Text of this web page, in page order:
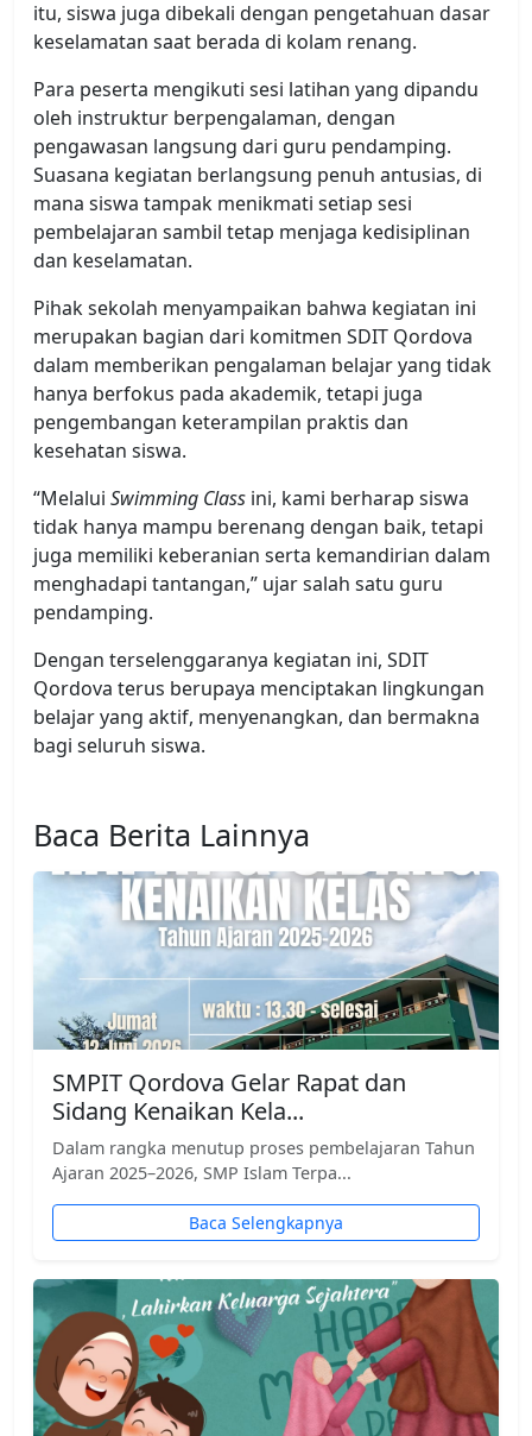
itu, siswa juga dibekali dengan pengetahuan dasar
keselamatan saat berada di kolam renang.
Para peserta mengikuti sesi latihan yang dipandu
oleh instruktur berpengalaman, dengan
pengawasan langsung dari guru pendamping.
Suasana kegiatan berlangsung penuh antusias, di
mana siswa tampak menikmati setiap sesi
pembelajaran sambil tetap menjaga kedisiplinan
dan keselamatan.
Pihak sekolah menyampaikan bahwa kegiatan ini
merupakan bagian dari komitmen SDIT Qordova
dalam memberikan pengalaman belajar yang tidak
hanya berfokus pada akademik, tetapi juga
pengembangan keterampilan praktis dan
kesehatan siswa.
“Melalui Swimming Class ini, kami berharap siswa
tidak hanya mampu berenang dengan baik, tetapi
juga memiliki keberanian serta kemandirian dalam
menghadapi tantangan,” ujar salah satu guru
pendamping.
Dengan terselenggaranya kegiatan ini, SDIT
Qordova terus berupaya menciptakan lingkungan
belajar yang aktif, menyenangkan, dan bermakna
bagi seluruh siswa.
Baca Berita Lainnya
SMPIT Qordova Gelar Rapat dan
Sidang Kenaikan Kela...
Dalam rangka menutup proses pembelajaran Tahun
Ajaran 2025–2026, SMP Islam Terpa...
Baca Selengkapnya